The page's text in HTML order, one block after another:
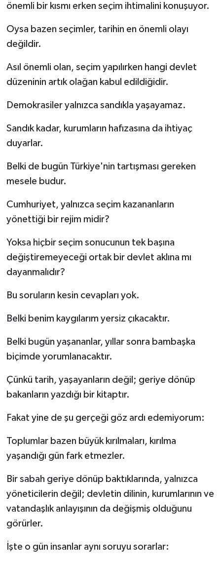
önemli bir kısmı erken seçim ihtimalini konuşuyor.
Oysa bazen seçimler, tarihin en önemli olayı
değildir.
Asıl önemli olan, seçim yapılırken hangi devlet
düzeninin artık olağan kabul edildiğidir.
Demokrasiler yalnızca sandıkla yaşayamaz.
Sandık kadar, kurumların hafızasına da ihtiyaç
duyarlar.
Belki de bugün Türkiye'nin tartışması gereken
mesele budur.
Cumhuriyet, yalnızca seçim kazananların
yönettiği bir rejim midir?
Yoksa hiçbir seçim sonucunun tek başına
değiştiremeyeceği ortak bir devlet aklına mı
dayanmalıdır?
Bu soruların kesin cevapları yok.
Belki benim kaygılarım yersiz çıkacaktır.
Belki bugün yaşananlar, yıllar sonra bambaşka
biçimde yorumlanacaktır.
Çünkü tarih, yaşayanların değil; geriye dönüp
bakanların yazdığı bir kitaptır.
Fakat yine de şu gerçeği göz ardı edemiyorum:
Toplumlar bazen büyük kırılmaları, kırılma
yaşandığı gün fark etmezler.
Bir sabah geriye dönüp baktıklarında, yalnızca
yöneticilerin değil; devletin dilinin, kurumlarının ve
vatandaşlık anlayışının da değişmiş olduğunu
görürler.
İşte o gün insanlar aynı soruyu sorarlar: